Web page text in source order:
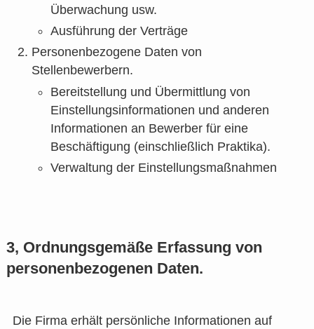
Überwachung usw.
Ausführung der Verträge
Personenbezogene Daten von
Stellenbewerbern.
Bereitstellung und Übermittlung von
Einstellungsinformationen und anderen
Informationen an Bewerber für eine
Beschäftigung (einschließlich Praktika).
Verwaltung der Einstellungsmaßnahmen
3, Ordnungsgemäße Erfassung von
personenbezogenen Daten.
Die Firma erhält persönliche Informationen auf